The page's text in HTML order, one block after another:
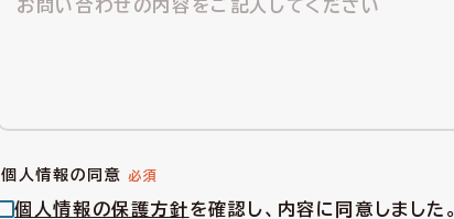
個人情報の同意
個人情報の保護方針を確認し、内容に同意しました。